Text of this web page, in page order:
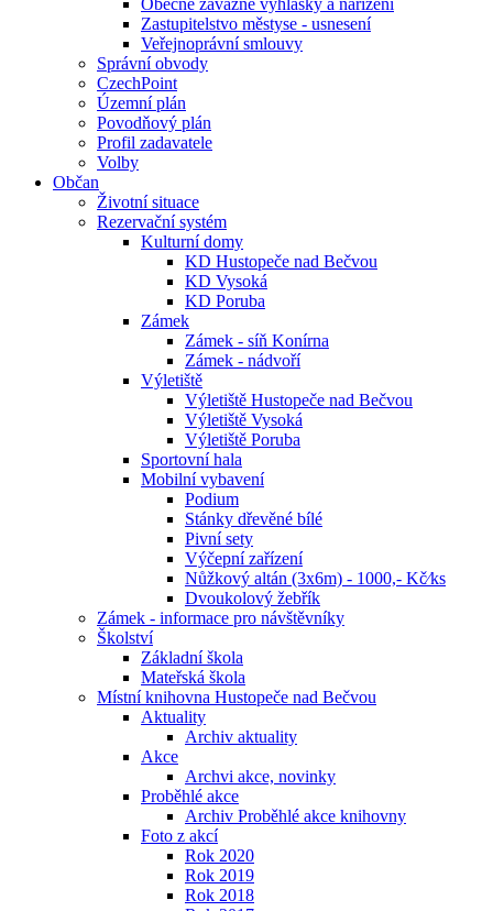
Obecně závazné vyhlášky a nařízení
Zastupitelstvo městyse - usnesení
Veřejnoprávní smlouvy
Správní obvody
CzechPoint
Územní plán
Povodňový plán
Profil zadavatele
Volby
Občan
Životní situace
Rezervační systém
Kulturní domy
KD Hustopeče nad Bečvou
KD Vysoká
KD Poruba
Zámek
Zámek - síň Konírna
Zámek - nádvoří
Výletiště
Výletiště Hustopeče nad Bečvou
Výletiště Vysoká
Výletiště Poruba
Sportovní hala
Mobilní vybavení
Podium
Stánky dřevěné bílé
Pivní sety
Výčepní zařízení
Nůžkový altán (3x6m) - 1000,- Kč⁄ks
Dvoukolový žebřík
Zámek - informace pro návštěvníky
Školství
Základní škola
Mateřská škola
Místní knihovna Hustopeče nad Bečvou
Aktuality
Archiv aktuality
Akce
Archvi akce, novinky
Proběhlé akce
Archiv Proběhlé akce knihovny
Foto z akcí
Rok 2020
Rok 2019
Rok 2018